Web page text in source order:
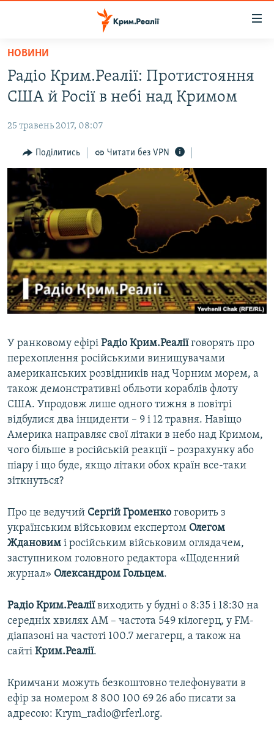
Перейти
основного
матеріалу
до
навігації
Перейти
пошуку
ВОДА.КРИМ
ПОЛІТИКА
БЛОГИ
ПОГЛЯД
ІНТЕРВ'Ю
ВСЕ ЗА ДЕНЬ
СПЕЦПРОЕКТИ
ДЕПОРТАЦІЯ
ВІДЕОУРОКИ «ELIFBE»
СВІДЧЕННЯ ОКУПАЦІЇ
ІНФОГРАФІКА
ЯК ОБІЙТИ БЛОКУВАННЯ
Русский
Qırımtatar
ДОЛУЧАЙСЯ!
Усі сайти RFE/RL
НОВИНИ
Радіо Крим.Реалії: Протистояння
США й Росії в небі над Кримом
25 травень 2017, 08:07
Поділитись Читати без VPN
У ранковому ефірі Радіо Крим.Реаліїговорять про
перехоплення російськими винищувачами
американських розвідників над Чорним морем, а
також демонстративні обльоти кораблів флоту
США. Упродовж лише одного тижня в повітрі
відбулися два інциденти – 9 і 12 травня. Навіщо
Америка направляє свої літаки в небо над Кримом,
чого більше в російській реакції – розрахунку або
піару і що буде, якщо літаки обох країн все-таки
зіткнуться?
Про це ведучий Сергій Громенко говорить з
українським військовим експертом Олегом
Ждановим і російським військовим оглядачем,
заступником головного редактора «Щоденний
журнал» Олександром Гольцем.
Радіо Крим.Реаліївиходить у будні о 8:35 і 18:30 на
середніх хвилях АМ – частота 549 кілогерц, у FM-
діапазоні на частоті 100.7 мегагерц, а також на
сайті Крим.Реалії.
Кримчани можуть безкоштовно телефонувати в
ефір за номером 8 800 100 69 26 або писати за
адресою: Krym_radio@rferl.org.